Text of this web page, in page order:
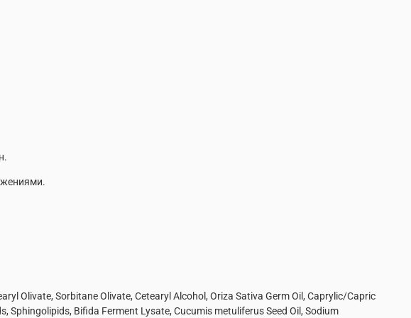
Olivate, Sorbitane Olivate, Cetearyl Alcohol, Oriza Sativa Germ Oil, Caprylic/Capric
Sphingolipids, Bifida Ferment Lysate, Cucumis metuliferus Seed Oil, Sodium